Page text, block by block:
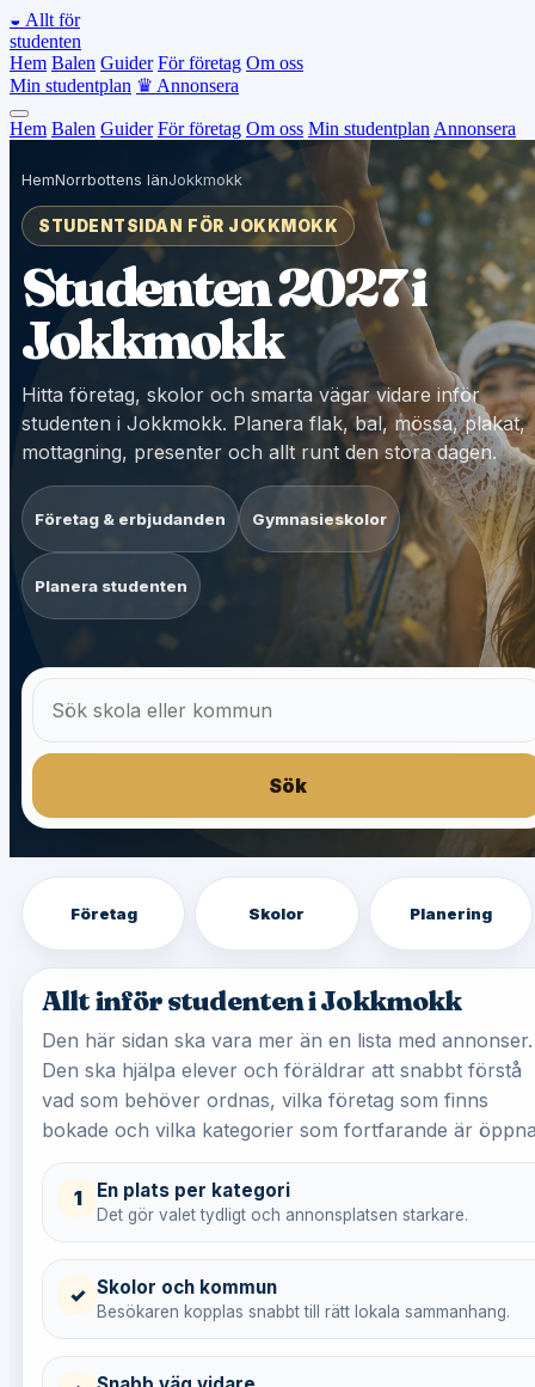
◒ Allt för
studenten
Hem Balen Guider För företag Om oss
Min studentplan ♛ Annonsera
Hem Balen Guider För företag Om oss Min studentplan Annonsera
HemNorrbottens länJokkmokk
STUDENTSIDAN FÖR JOKKMOKK
Studenten 2027 i
Jokkmokk
Hitta företag, skolor och smarta vägar vidare inför
studenten i Jokkmokk. Planera flak, bal, mössa, plakat,
mottagning, presenter och allt runt den stora dagen.
Företag & erbjudanden Gymnasieskolor
Planera studenten
Sök
Företag Skolor Planering
Allt inför studenten i Jokkmokk
Den här sidan ska vara mer än en lista med annonser.
Den ska hjälpa elever och föräldrar att snabbt förstå
vad som behöver ordnas, vilka företag som finns
bokade och vilka kategorier som fortfarande är
1 En plats per kategori
Det gör valet tydligt och annonsplatsen starkare.
✓ Skolor och kommun
Besökaren kopplas snabbt till rätt lokala sammanhang.